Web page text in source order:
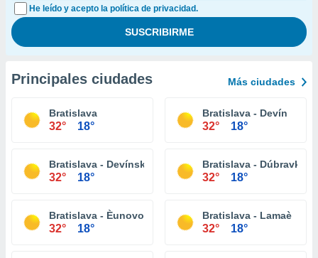
He leído y acepto la política de privacidad.
Principales ciudades Más ciudades
Bratislava
32° 18°
Bratislava - Devín
32° 18°
Bratislava - Devínska Nová Ves
32° 18°
Bratislava - Dúbravka
32° 18°
Bratislava - Èunovo
32° 18°
Bratislava - Lamaè
32° 18°